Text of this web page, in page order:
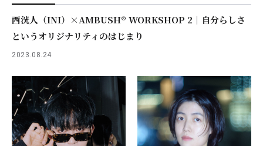
西洸人（INI）×AMBUSH® WORKSHOP 2｜自分らしさ
というオリジナリティのはじまり
2023.08.24